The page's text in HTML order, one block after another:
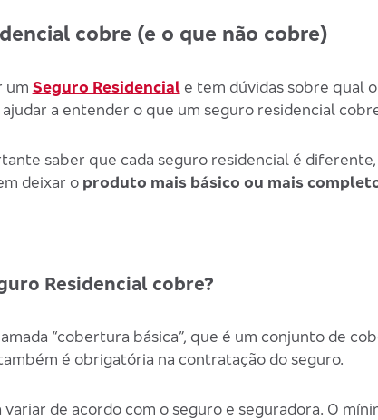
cobre (e o que não cobre)
um Seguro Residenciale tem dúvidas sobre qual
a entender o que um seguro residencial
saber que cada seguro residencial é
deixar o produto mais básico ou mais
Residencial cobre?
“cobertura básica”, que é um conjunto de
é obrigatória na contratação do seguro.
de acordo com o seguro e seguradora. O